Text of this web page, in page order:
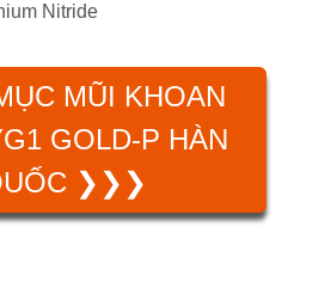
Nitride
MŨI KHOAN
GOLD-P HÀN
❯❯❯